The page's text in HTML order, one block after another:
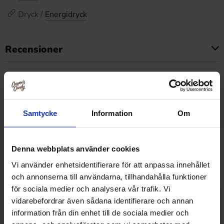
Samtycke Information Om
Denna webbplats använder cookies
Vi använder enhetsidentifierare för att anpassa innehållet
och annonserna till användarna, tillhandahålla funktioner
för sociala medier och analysera vår trafik. Vi
vidarebefordrar även sådana identifierare och annan
information från din enhet till de sociala medier och
Dryck / Energidryck
Recensioner
Produkten har inga recensioner
Prishistorik
Relaterade produkter
-33% -33%